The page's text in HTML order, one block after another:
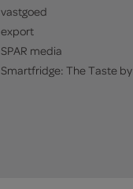
vastgoed
export
SPAR media
Smartfridge: The Taste by